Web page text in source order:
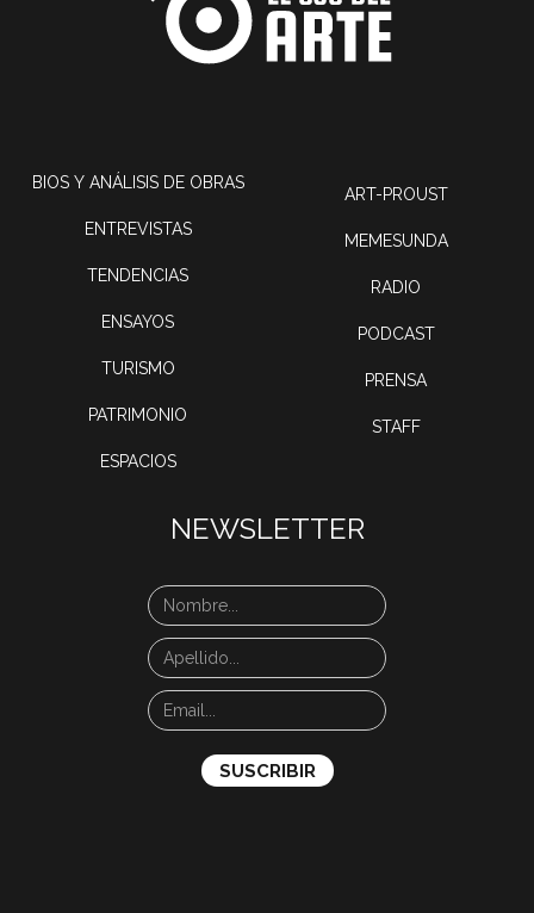
BIOS Y ANÁLISIS DE OBRAS
ENTREVISTAS
TENDENCIAS
ENSAYOS
TURISMO
PATRIMONIO
ESPACIOS
ART-PROUST
MEMESUNDA
RADIO
PODCAST
PRENSA
STAFF
NEWSLETTER